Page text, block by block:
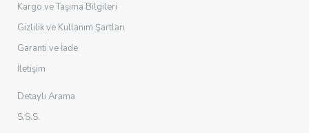
Kargo ve Taşıma Bilgileri
Gizlilik ve Kullanım Şartları
Garanti ve İade
İletişim
Detaylı Arama
S.S.S.